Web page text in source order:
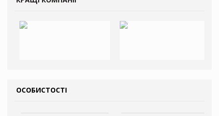
ОСОБИСТОСТІ